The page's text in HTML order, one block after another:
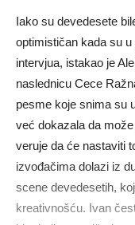
Iako su devedesete
optimističan kada su
intervjua, istakao je
naslednicu Cece
pesme koje snima su
već dokazala da
veruje da će nastaviti
izvođačima dolazi iz
scene devedesetih,
kreativnošću. Ivan